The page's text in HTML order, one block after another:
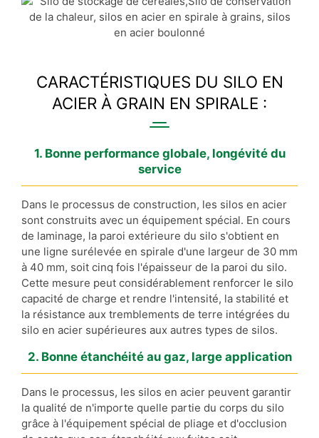
CARACTÉRISTIQUES DU SILO EN
ACIER À GRAIN EN SPIRALE :
1. Bonne performance globale, longévité du
service
Dans le processus de construction, les silos en acier
sont construits avec un équipement spécial. En cours
de laminage, la paroi extérieure du silo s'obtient en
une ligne surélevée en spirale d'une largeur de 30 mm
à 40 mm, soit cinq fois l'épaisseur de la paroi du silo.
Cette mesure peut considérablement renforcer le silo
capacité de charge et rendre l'intensité, la stabilité et
la résistance aux tremblements de terre intégrées du
silo en acier supérieures aux autres types de silos.
2. Bonne étanchéité au gaz, large application
Dans le processus, les silos en acier peuvent garantir
la qualité de n'importe quelle partie du corps du silo
grâce à l'équipement spécial de pliage et d'occlusion